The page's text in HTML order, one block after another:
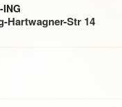
ING
Hartwagner-Str 14